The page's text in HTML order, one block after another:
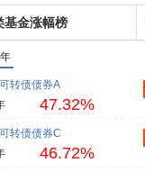
基金涨幅榜
转债债券A
47.32%
转债债券C
46.72%